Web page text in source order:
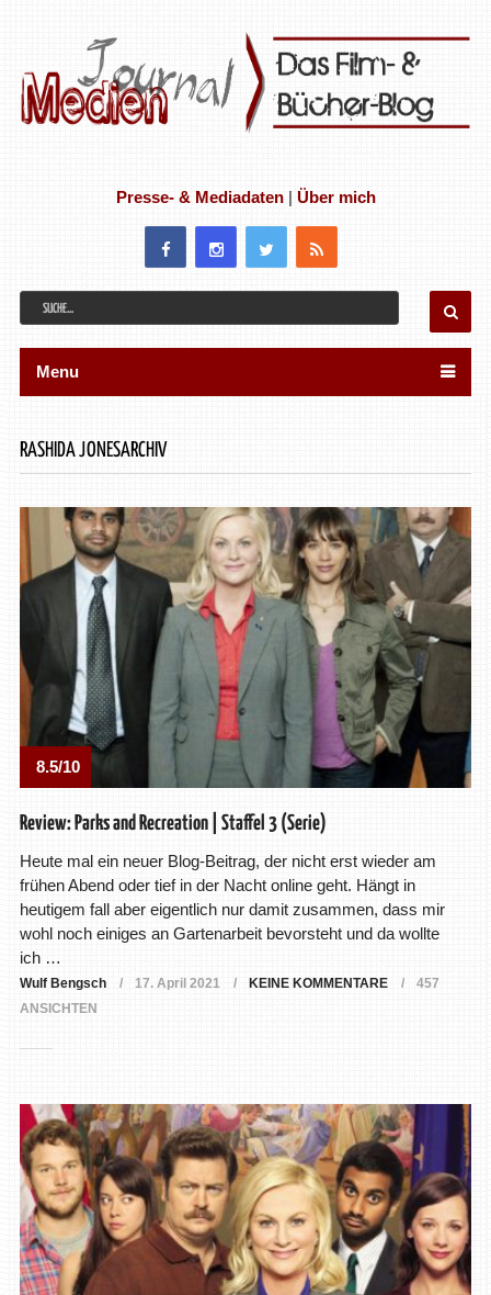
Presse- & Mediadaten| Über mich
Menu
RASHIDA JONESARCHIV
8.5/10
Review: Parks and Recreation | Staffel 3 (Serie)
Heute mal ein neuer Blog-Beitrag, der nicht erst wieder am
frühen Abend oder tief in der Nacht online geht. Hängt in
heutigem fall aber eigentlich nur damit zusammen, dass mir
wohl noch einiges an Gartenarbeit bevorsteht und da wollte
ich …
Wulf Bengsch 17. April 2021 KEINE KOMMENTARE
457
ANSICHTEN